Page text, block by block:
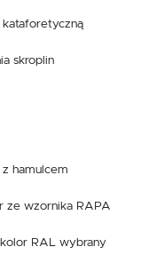
kataforetyczną
skroplin
hamulcem
ze wzornika RAPA
RAL wybrany